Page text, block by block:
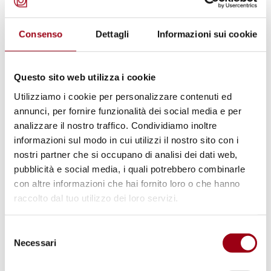
Consenso Dettagli Informazioni sui cookie
Questo sito web utilizza i cookie
Utilizziamo i cookie per personalizzare contenuti ed
annunci, per fornire funzionalità dei social media e per
analizzare il nostro traffico. Condividiamo inoltre
informazioni sul modo in cui utilizzi il nostro sito con i
nostri partner che si occupano di analisi dei dati web,
pubblicità e social media, i quali potrebbero combinarle
con altre informazioni che hai fornito loro o che hanno
raccolto dal tuo utilizzo dei loro servizi.
delNecessari
Ufficio dell'Alto Commissariato ai diritti
umani delle Nazioni Unite
http://www.ohchr.org
Nazioni Unite dedicato ai trattati depositati
presso il Segretariato Generale
(http://untreaty.un.org), e la possibilità quindi
di conoscere lo stato delle ratifiche, i testi di
riserve, dichiarazioni, obiezioni avanzate dagli
stati, ecc.
Per gli strumenti prodotti da organizzazioni
disponibili ai seguenti siti web: